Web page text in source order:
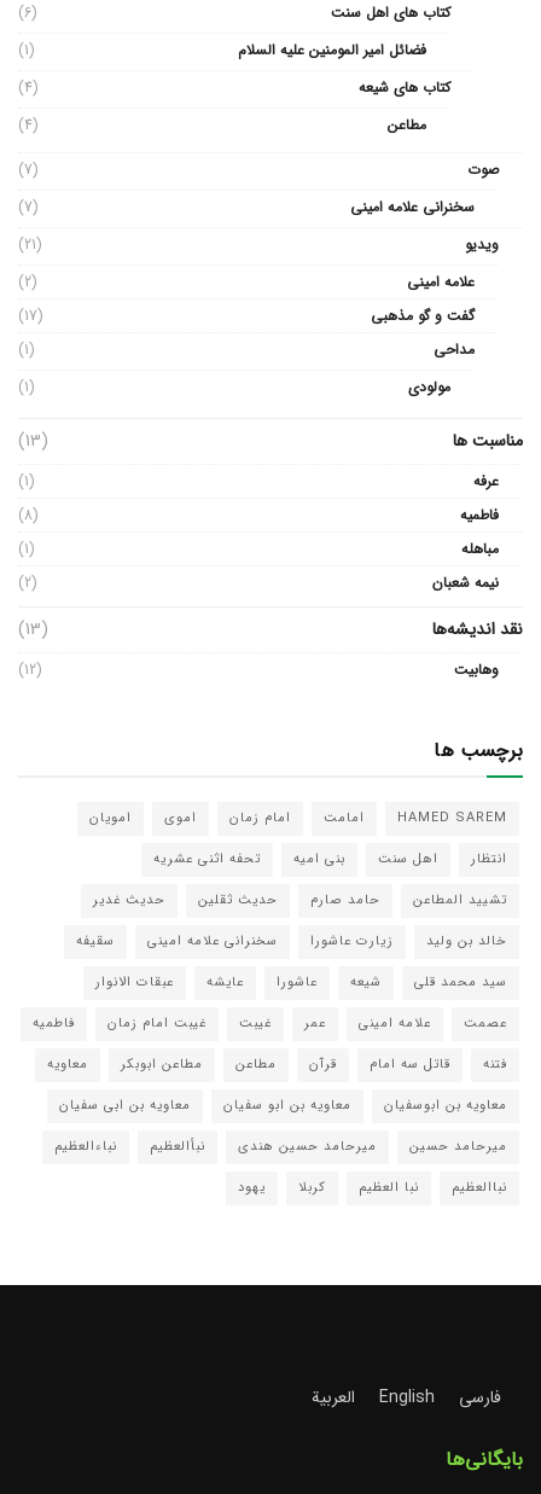
کتاب های اهل سنت
(6)
فضائل امیر المومنین علیه السلام
(1)
کتاب های شیعه
(4)
مطاعن
(4)
صوت
(7)
سخنرانی علامه امینی
(7)
ویدیو
(21)
علامه امینی
(2)
گفت و گو مذهبی
(17)
مداحی
(1)
مولودی
(1)
مناسبت ها (13)
عرفه
(1)
فاطمیه
(8)
مباهله
(1)
نیمه شعبان
(2)
نقد اندیشه‌ها (13)
وهابیت (12)
برچسب ها
HAMED SAREM امامت امام زمان اموی
امویان
انتظار
اهل سنت بنی امیه
تحفه اثنی عشریه
تشیید المطاعن
حامد صارم حدیث ثقلین
حدیث غدیر
خالد بن ولید
زیارت عاشورا سخنرانی علامه امینی
سقیفه
سید محمد قلی
شیعه عاشورا عایشه
عبقات الانوار
عصمت
علامه امینی عمر غیبت غیبت امام زمان
فاطمیه
فتنه
قاتل سه امام قرآن مطاعن مطاعن ابوبکر
معاویه
معاویه بن ابوسفیان
معاویه بن ابو سفیان
معاویه بن ابی سفیان
میرحامد حسین
میرحامد حسین هندی نبأالعظیم
نباءالعظیم
نباالعظیم
نبا العظیم کربلا یهود
فارسی English العربية
بایگانی‌ها